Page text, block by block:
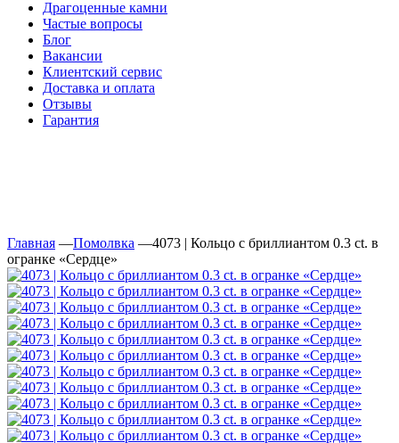
Драгоценные камни
Частые вопросы
Блог
Вакансии
Клиентский сервис
Доставка и оплата
Отзывы
Гарантия
Главная —Помолвка —4073 | Кольцо с бриллиантом 0.3 ct. в
огранке «Сердце»